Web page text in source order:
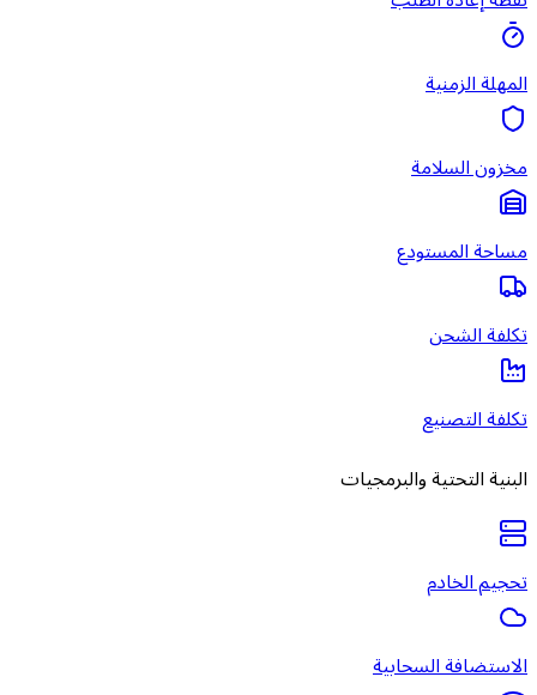
المهلة الزمنية
مخزون السلامة
مساحة المستودع
تكلفة الشحن
تكلفة التصنيع
البنية التحتية والبرمجيات
تحجيم الخادم
الاستضافة السحابية